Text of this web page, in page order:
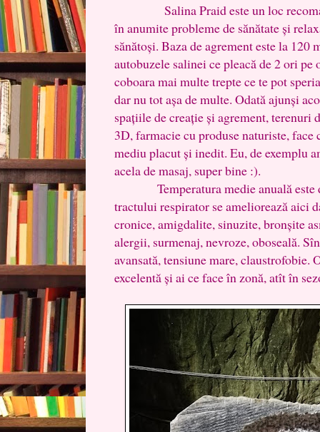
Salina Praid este un loc
în anumite probleme de sănătate și
sănătoși. Baza de agrement este la 120
autobuzele salinei ce pleacă de 2 ori pe
coboara mai multe trepte ce te pot
dar nu tot așa de multe. Odată ajunși
spațiile de creație și agrement, terenuri
3D, farmacie cu produse naturiste,
mediu placut și inedit. Eu, de exemplu
acela de masaj, super bine :).
Temperatura medie anuală este
tractului respirator se ameliorează aici
cronice, amigdalite, sinuzite, bronșite
alergii, surmenaj, nevroze, oboseală.
avansată, tensiune mare, claustrofobie.
excelentă și ai ce face în zonă, atît în